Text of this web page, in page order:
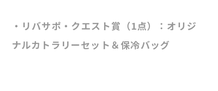
・リバサポ・クエスト賞（1点）：オリジ
ナルカトラリーセット＆保冷バッグ